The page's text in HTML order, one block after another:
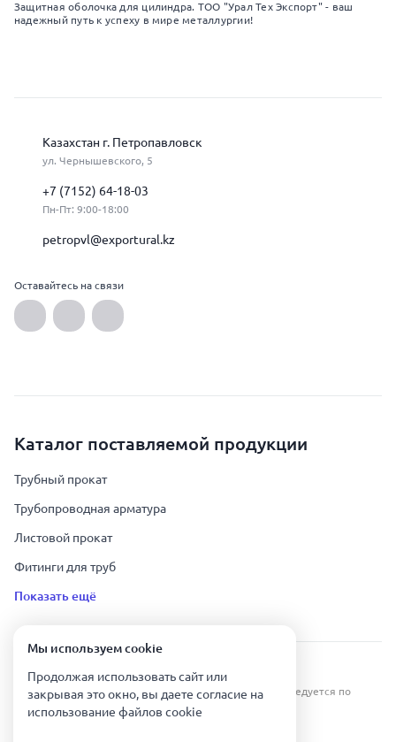
Защитная оболочка для цилиндра. ТОО "Урал Тех Экспорт" - ваш
надежный путь к успеху в мире металлургии!
Казахстан г. Петропавловск
ул. Чернышевского, 5
+7 (7152) 64-18-03
Пн-Пт: 9:00-18:00
petropvl@exportural.kz
Оставайтесь на связи
Каталог поставляемой продукции
Трубный прокат
Трубопроводная арматура
Листовой прокат
Фитинги для труб
Показать ещё
Урал Тех Экспорт — Казахстан © 2019-
Все права защищены. Копирование информации преследуется по
Мы используем сookie
Продолжая использовать сайт или
закрывая это окно, вы даете согласие на
использование файлов сookie